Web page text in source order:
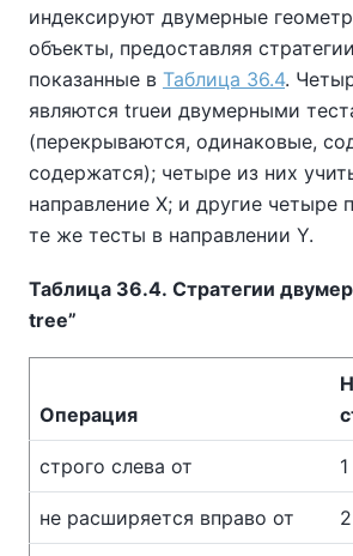
индексируют двумерные
объекты, предоставляя стратегии
показанные в Таблица 36.4.
являются trueи двумерными
(перекрываются, одинаковые,
содержатся); четыре из них
направление X; и другие четыре
те же тесты в направлении Y.
Таблица 36.4. Стратегии
tree”
Операция
строго слева от 1
не расширяется вправо от 2